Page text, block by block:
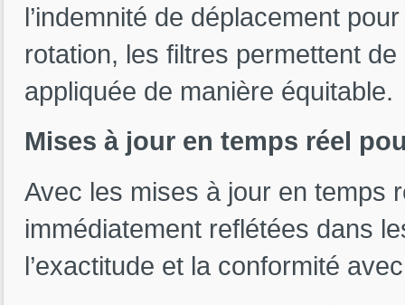
l’indemnité de déplacement
rotation, les filtres permettent
appliquée de manière équitable.
Mises à jour en temps réel
Avec les mises à jour en temps
immédiatement reflétées dans
l’exactitude et la conformité